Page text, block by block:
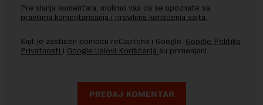
Pre slanja komentara, molimo vas da se upoznate sa
pravilima komentarisanja i pravilima korišćenja sajta.
Sajt je zaštićen pomocu reCaptcha i Google. Google Politika
Privatnosti i Google Uslovi Korišćenja su primenjeni.